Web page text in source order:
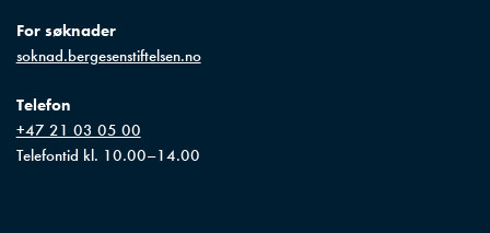
For søknader
soknad.bergesenstiftelsen.no
Telefon
+47 21 03 05 00
Telefontid kl. 10.00–14.00